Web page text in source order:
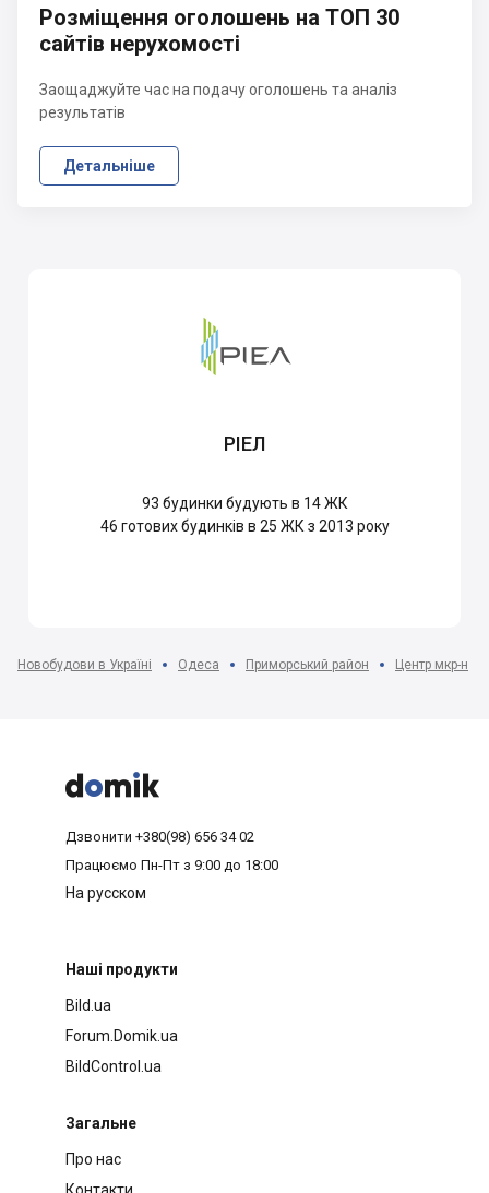
Розміщення оголошень на ТОП 30
сайтів нерухомості
Заощаджуйте час на подачу оголошень та аналіз
результатів
Детальніше
РІЕЛ
93 будинки будують в 14 ЖК
46 готових будинків в 25 ЖК з 2013 року
Новобудови в Україні Одеса Приморський район Центр мкр-н



Дзвонити +380(98) 656 34 02
Працюємо Пн-Пт з 9:00 до 18:00
На русском
Наші продукти
Bild.ua
Forum.Domik.ua
BildControl.ua
Загальне
Про нас